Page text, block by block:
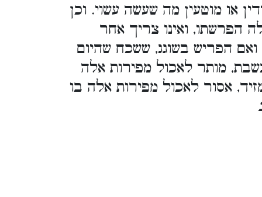
או מוטעין מה שעשה עשוי. וכן
הפרשתו, ואינו צריך אחר
הפריש בשוגג, ששכח שהיום
מותר לאכול מפירות אלה
אסור לאכול מפירות אלה בו